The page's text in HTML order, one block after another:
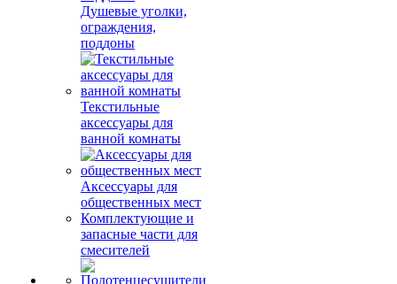
Душевые уголки,
ограждения,
поддоны
Текстильные
аксессуары для
ванной комнаты
Аксессуары для
общественных мест
Комплектующие и
запасные части для
смесителей